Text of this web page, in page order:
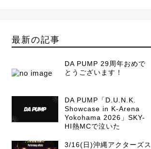
最新の記事
DA PUMP 29周年おめで
とうございます！
DA PUMP「D.U.N.K.
Showcase in K-Arena
Yokohama 2026」SKY-
HI熱MCで泣いた
3/16(日)沖縄アクターズス